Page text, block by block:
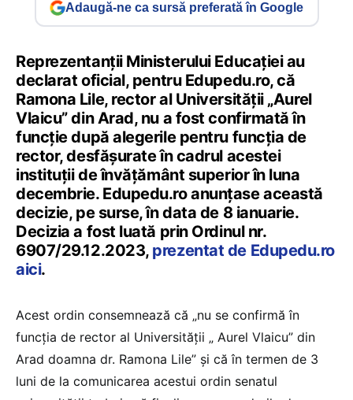
Adaugă-ne ca sursă preferată în Google
Reprezentanții Ministerului Educației au
declarat oficial, pentru Edupedu.ro, că
Ramona Lile, rector al Universității „Aurel
Vlaicu” din Arad, nu a fost confirmată în
funcție după alegerile pentru funcția de
rector, desfășurate în cadrul acestei
instituții de învățământ superior în luna
decembrie. Edupedu.ro anunțase această
decizie, pe surse, în data de 8 ianuarie.
Decizia a fost luată prin Ordinul nr.
6907/29.12.2023, prezentat de Edupedu.ro
aici.
Acest ordin consemnează că „nu se confirmă în
funcția de rector al Universității „ Aurel Vlaicu” din
Arad doamna dr. Ramona Lile” și că în termen de 3
luni de la comunicarea acestui ordin senatul